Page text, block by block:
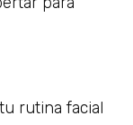
rutina facial